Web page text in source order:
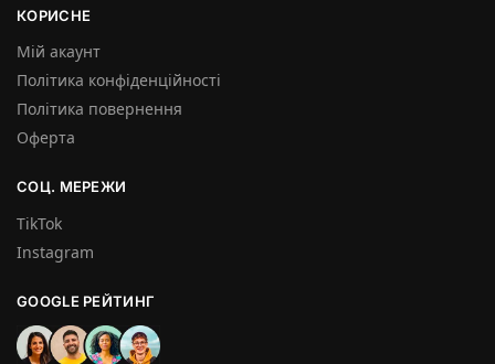
КОРИСНЕ
Мій акаунт
Політика конфіденційності
Політика повернення
Оферта
СОЦ. МЕРЕЖИ
TikTok
Instagram
GOOGLE РЕЙТИНГ